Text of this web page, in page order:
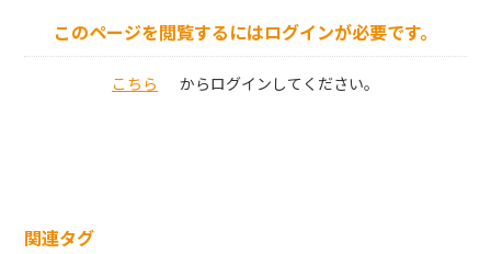
このページを閲覧するにはログインが必要です。
こちら からログインしてください。
関連タグ